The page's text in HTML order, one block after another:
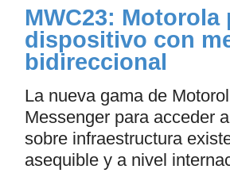
MWC23:
dispositivo con
bidireccional
La nueva gama de
Messenger para acceder
sobre infraestructura
asequible y a nivel